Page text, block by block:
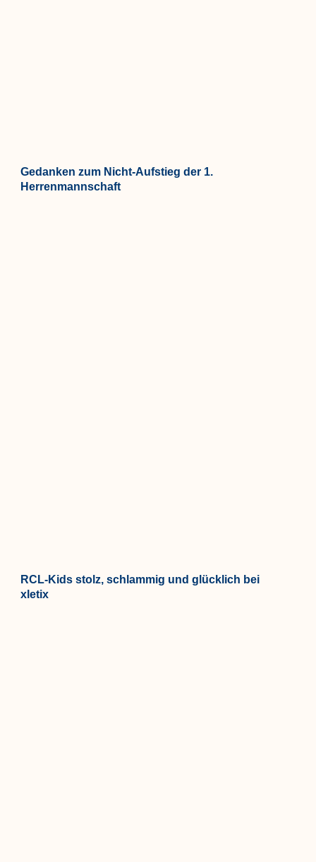
Gedanken zum Nicht-Aufstieg der 1.
Herrenmannschaft
RCL-Kids stolz, schlammig und glücklich bei
xletix